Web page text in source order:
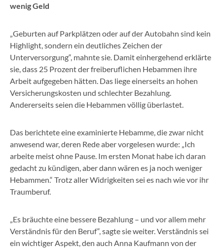
wenig Geld
„Geburten auf Parkplätzen oder auf der Autobahn sind kein
Highlight, sondern ein deutliches Zeichen der
Unterversorgung“, mahnte sie. Damit einhergehend erklärte
sie, dass 25 Prozent der freiberuflichen Hebammen ihre
Arbeit aufgegeben hätten. Das liege einerseits an hohen
Versicherungskosten und schlechter Bezahlung.
Andererseits seien die Hebammen völlig überlastet.
Das berichtete eine examinierte Hebamme, die zwar nicht
anwesend war, deren Rede aber vorgelesen wurde: „Ich
arbeite meist ohne Pause. Im ersten Monat habe ich daran
gedacht zu kündigen, aber dann wären es ja noch weniger
Hebammen.“ Trotz aller Widrigkeiten sei es nach wie vor ihr
Traumberuf.
„Es bräuchte eine bessere Bezahlung – und vor allem mehr
Verständnis für den Beruf“, sagte sie weiter. Verständnis sei
ein wichtiger Aspekt, den auch Anna Kaufmann von der